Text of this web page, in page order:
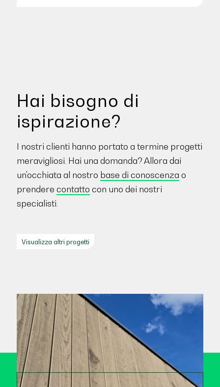
Hai bisogno di
ispirazione?
I nostri clienti hanno portato a termine progetti
meravigliosi. Hai una domanda? Allora dai
un'occhiata al nostro base di conoscenza o
prendere contatto con uno dei nostri
specialisti.
Visualizza altri progetti